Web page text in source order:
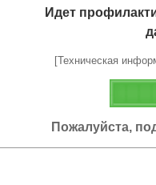
Идет
[Техническая
Пожалуйста,